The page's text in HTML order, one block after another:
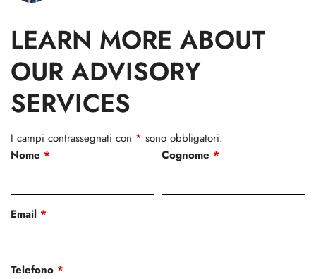
LEARN MORE ABOUT
OUR ADVISORY
SERVICES
I campi contrassegnati con * sono obbligatori.
Nome * Cognome *
Email *
Telefono *